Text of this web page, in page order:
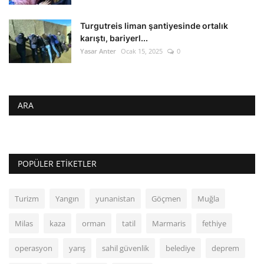
Turgutreis liman şantiyesinde ortalık
karıştı, bariyerl...
Yasar Anter Ocak 15, 2025 0
ARA
POPÜLER ETIKETLER
Turizm Yangın yunanistan Göçmen Muğla
Milas kaza orman tatil Marmaris fethiye
operasyon yarış sahil güvenlik belediye deprem